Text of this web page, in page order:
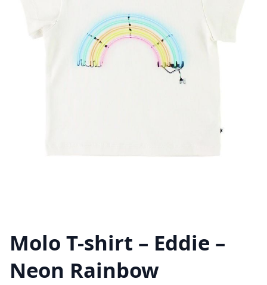
Molo T-shirt – Eddie –
Neon Rainbow